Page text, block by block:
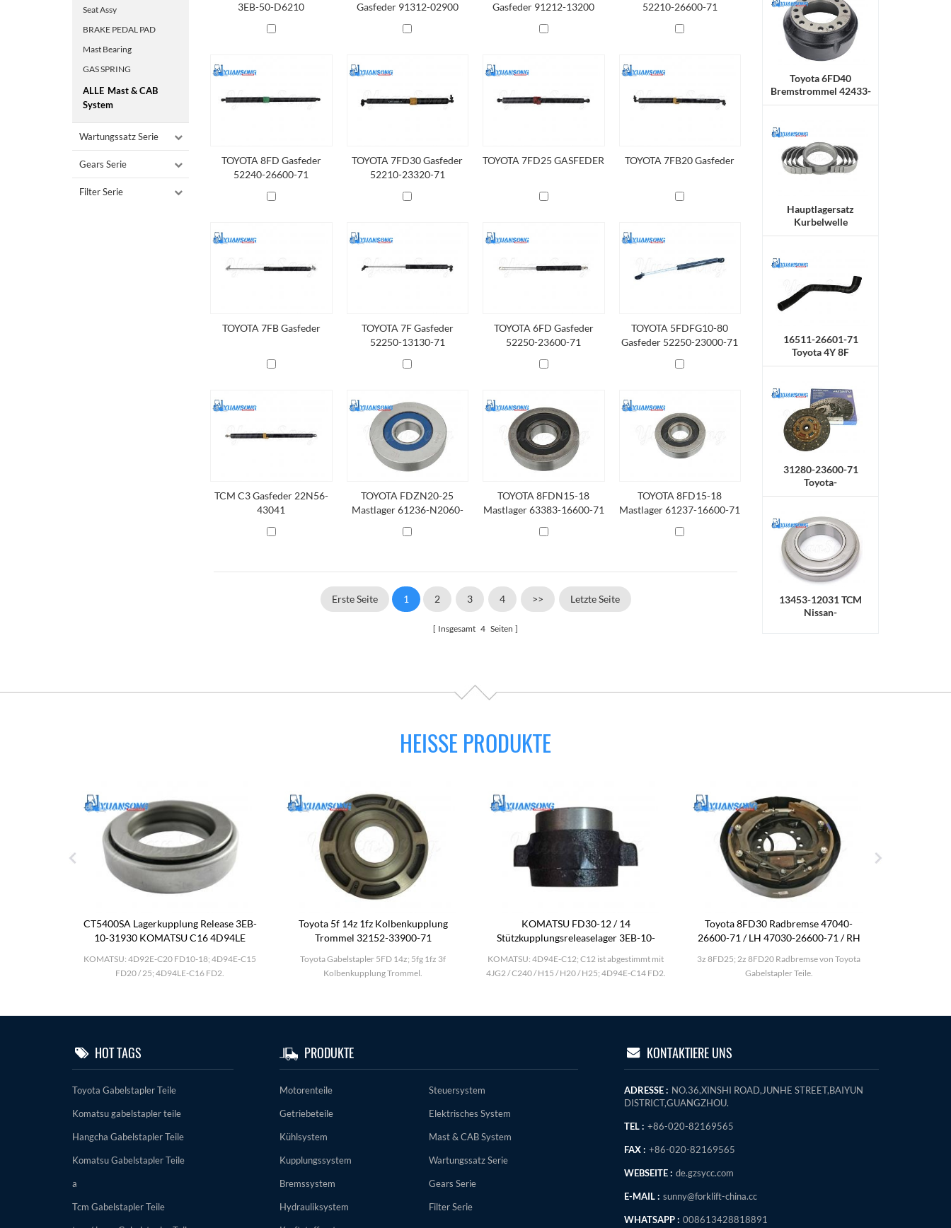
Seat Assy
BRAKE PEDAL PAD
Mast Bearing
GAS SPRING
ALLE Mast & CAB
System
Wartungssatz Serie
Gears Serie
Filter Serie
Toyota 6FD40
Bremstrommel 42433-
30551-71
Hauptlagersatz
Kurbelwelle
16511-26601-71
Toyota 4Y 8F
Kühlerschlauch,
31280-23600-71
Toyota-
Kupplungsscheibe
13453-12031 TCM
Nissan-
3EB-50-D6210
Gasfeder 91312-02900
Gasfeder 91212-13200
52210-26600-71
TOYOTA 8FD Gasfeder
52240-26600-71
TOYOTA 7FD30 Gasfeder
52210-23320-71
TOYOTA 7FD25 GASFEDER TOYOTA 7FB20 Gasfeder
TOYOTA 7FB Gasfeder
TOYOTA 7F Gasfeder
52250-13130-71
TOYOTA 6FD Gasfeder
52250-23600-71
TOYOTA 5FDFG10-80
Gasfeder 52250-23000-71
TCM C3 Gasfeder 22N56-
43041
TOYOTA FDZN20-25
Mastlager 61236-N2060-
TOYOTA 8FDN15-18
Mastlager 63383-16600-71
TOYOTA 8FD15-18
Mastlager 61237-16600-71
Erste Seite 1 2 3 4 >> Letzte Seite
Insgesamt 4 Seiten
HEISSE PRODUKTE
CT5400SA Lagerkupplung Release 3EB-
10-31930 KOMATSU C16 4D94LE
KOMATSU: 4D92E-C20 FD10-18; 4D94E-C15
FD20 / 25; 4D94LE-C16 FD2.
Toyota 5f 14z 1fz Kolbenkupplung
Trommel 32152-33900-71
Toyota Gabelstapler 5FD 14z; 5fg 1fz 3f
Kolbenkupplung Trommel.
KOMATSU FD30-12 / 14
Stützkupplungsreleaselager 3EB-10-
KOMATSU: 4D94E-C12; C12 ist abgestimmt mit
4JG2 / C240 / H15 / H20 / H25; 4D94E-C14 FD2.
Toyota 8FD30 Radbremse 47040-
26600-71 / LH 47030-26600-71 / RH
3z 8FD25; 2z 8FD20 Radbremse von Toyota
Gabelstapler Teile.
HOT TAGS
Toyota Gabelstapler Teile
Komatsu gabelstapler teile
Hangcha Gabelstapler Teile
Komatsu Gabelstapler Teile
a
Tcm Gabelstapler Teile
PRODUKTE
Motorenteile
Getriebeteile
Kühlsystem
Kupplungssystem
Bremssystem
Hydrauliksystem
Steuersystem
Elektrisches System
Mast & CAB System
Wartungssatz Serie
Gears Serie
Filter Serie
KONTAKTIERE UNS
ADRESSE : NO.36,XINSHI ROAD,JUNHE STREET,BAIYUN
DISTRICT,GUANGZHOU.
TEL : +86-020-82169565
FAX : +86-020-82169565
WEBSEITE : de.gzsycc.com
E-MAIL : sunny@forklift-china.cc
WHATSAPP : 008613428818891